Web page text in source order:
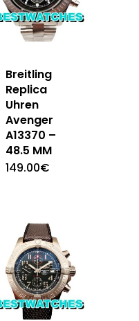
Breitling
Replica
Uhren
Avenger
A13370 –
48.5 MM
149.00€